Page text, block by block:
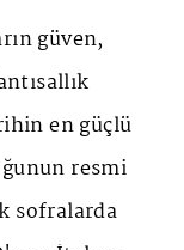
güven,
en güçlü
resmi
sofralarda